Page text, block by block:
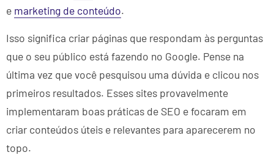
e marketing de conteúdo.
Isso significa criar páginas que respondam às perguntas
que o seu público está fazendo no Google. Pense na
última vez que você pesquisou uma dúvida e clicou nos
primeiros resultados. Esses sites provavelmente
implementaram boas práticas de SEO e focaram em
criar conteúdos úteis e relevantes para aparecerem no
topo.